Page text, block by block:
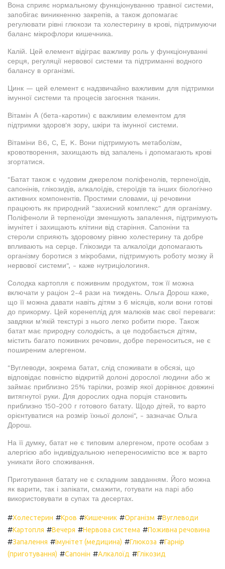
Вона сприяє нормальному функціонуванню травної системи,
запобігає виникненню закрепів, а також допомагає
регулювати рівні глюкози та холестерину в крові, підтримуючи
баланс мікрофлори кишечника.
Калій. Цей елемент відіграє важливу роль у функціонуванні
серця, регуляції нервової системи та підтриманні водного
балансу в організмі.
Цинк — цей елемент є надзвичайно важливим для підтримки
імунної системи та процесів загоєння тканин.
Вітамін А (бета-каротин) є важливим елементом для
підтримки здоров'я зору, шкіри та імунної системи.
Вітаміни B6, C, Е, K. Вони підтримують метаболізм,
кровотворення, захищають від запалень і допомагають крові
згортатися.
"Батат також є чудовим джерелом поліфенолів, терпеноїдів,
сапонінів, глікозидів, алкалоїдів, стероїдів та інших біологічно
активних компонентів. Простими словами, ці речовини
працюють як природний "захисний комплекс" для організму.
Поліфеноли й терпеноїди зменшують запалення, підтримують
імунітет і захищають клітини від старіння. Сапоніни та
стероли сприяють здоровому рівню холестерину та добре
впливають на серце. Глікозиди та алкалоїди допомагають
організму боротися з мікробами, підтримують роботу мозку й
нервової системи", - каже нутриціологиня.
Солодка картопля є поживним продуктом, тож її можна
включати у раціон 2-4 рази на тиждень. Ольга Дорош каже,
що її можна давати навіть дітям з 6 місяців, коли вони готові
до прикорму. Цей коренеплід для малюків має свої переваги:
завдяки м'якій текстурі з нього легко робити пюре. Також
батат має природну солодкість, а це подобається дітям,
містить багато поживних речовин, добре переноситься, не є
поширеним алергеном.
"Вуглеводи, зокрема батат, слід споживати в обсязі, що
відповідає повністю відкритій долоні дорослої людини або ж
займає приблизно 25% тарілки, розмір якої дорівнює довжині
витягнутої руки. Для дорослих одна порція становить
приблизно 150-200 г готового батату. Щодо дітей, то варто
орієнтуватися на розмір їхньої долоні", - зазначає Ольга
Дорош.
На її думку, батат не є типовим алергеном, проте особам з
алергією або індивідуальною непереносимістю все ж варто
уникати його споживання.
Приготування батату не є складним завданням. Його можна
як варити, так і запікати, смажити, готувати на парі або
використовувати в супах та десертах.
#Холестерин #Кров #Кишечник #Організм #Вуглеводи
#Картопля #Вечеря #Нервова система #Поживна речовина
#Запалення #Імунітет (медицина) #Глюкоза #Гарнір
(приготування) #Сапонін #Алкалоїд #Глікозид